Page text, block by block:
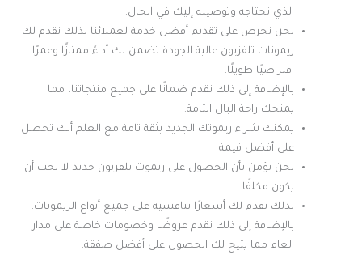
الذي تحتاجه وتوصيله إليك في الحال.
نحن نحرص على تقديم أفضل خدمة لعملائنا لذلك نقدم لك
ريموتات تلفزيون عالية الجودة تضمن لك أداءً ممتازًا وعمرًا
افتراضيًا طويلًا.
بالإضافة إلى ذلك نقدم ضمانًا على جميع منتجاتنا، مما
يمنحك راحة البال التامة.
يمكنك شراء ريموتك الجديد بثقة تامة مع العلم أنك تحصل
على أفضل قيمة
نحن نؤمن بأن الحصول على ريموت تلفزيون جديد لا يجب أن
يكون مكلفًا.
لذلك نقدم لك أسعارًا تنافسية على جميع أنواع الريموتات.
بالإضافة إلى ذلك نقدم عروضًا وخصومات خاصة على مدار
العام مما يتيح لك الحصول على أفضل صفقة.